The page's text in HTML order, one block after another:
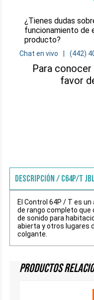
¿Tienes dudas
funcionamiento de
producto?
Chat en vivo (442)
Para
favor
DESCRIPCIÓN / C64P/T
El Control 64P / T es
de rango completo
de sonido para
abierta y otros lugares
colgante.
Productos